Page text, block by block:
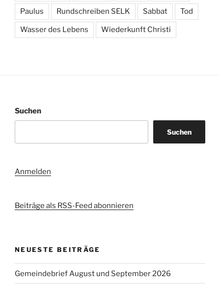
Paulus Rundschreiben SELK Sabbat Tod
Wasser des Lebens Wiederkunft Christi
Suchen
Suchen
Anmelden
Beiträge als RSS-Feed abonnieren
NEUESTE BEITRÄGE
Gemeindebrief August und September 2026